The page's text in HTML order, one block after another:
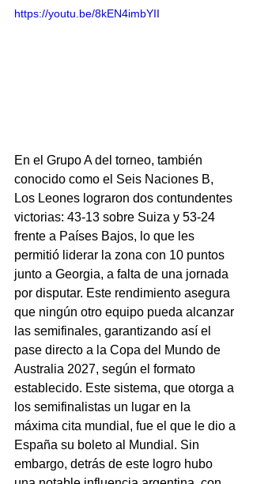
https://youtu.be/8kEN4imbYII
En el Grupo A del torneo, también
conocido como el Seis Naciones B,
Los Leones lograron dos contundentes
victorias: 43-13 sobre Suiza y 53-24
frente a Países Bajos, lo que les
permitió liderar la zona con 10 puntos
junto a Georgia, a falta de una jornada
por disputar. Este rendimiento asegura
que ningún otro equipo pueda alcanzar
las semifinales, garantizando así el
pase directo a la Copa del Mundo de
Australia 2027, según el formato
establecido. Este sistema, que otorga a
los semifinalistas un lugar en la
máxima cita mundial, fue el que le dio a
España su boleto al Mundial. Sin
embargo, detrás de este logro hubo